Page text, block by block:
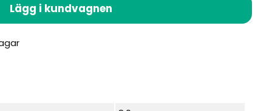
Lägg i kundvagnen